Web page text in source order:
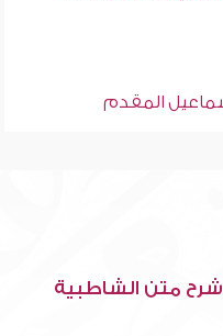
شرح متن الشاطبية